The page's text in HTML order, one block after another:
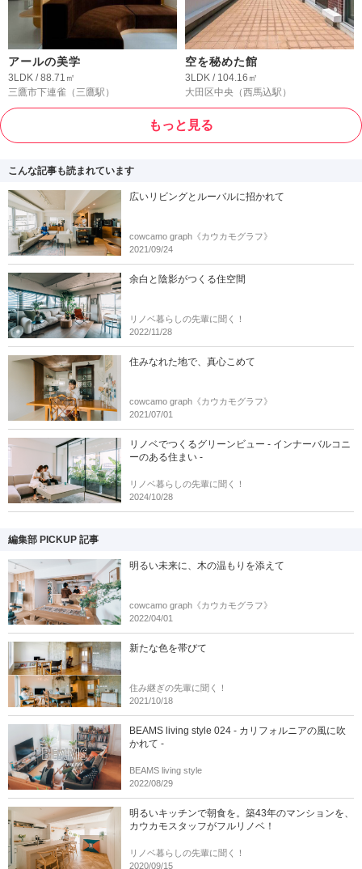
アールの美学
3LDK / 88.71㎡
三鷹市下連雀 （三鷹駅）
空を秘めた館
3LDK / 104.16㎡
大田区中央 （西馬込駅）
もっと見る
こんな記事も読まれています
広いリビングとルーバルに招かれて
cowcamo graph《カウカモグラフ》
2021/09/24
余白と陰影がつくる住空間
リノベ暮らしの先輩に聞く！
2022/11/28
住みなれた地で、真心こめて
cowcamo graph《カウカモグラフ》
2021/07/01
リノベでつくるグリーンビュー - インナーバルコニ
ーのある住まい -
リノベ暮らしの先輩に聞く！
2024/10/28
編集部 PICKUP 記事
明るい未来に、木の温もりを添えて
cowcamo graph《カウカモグラフ》
2022/04/01
新たな色を帯びて
住み継ぎの先輩に聞く！
2021/10/18
BEAMS living style 024 - カリフォルニアの風に吹
かれて -
BEAMS living style
2022/08/29
明るいキッチンで朝食を。築43年のマンションを、
カウカモスタッフがフルリノベ！
リノベ暮らしの先輩に聞く！
2020/09/15